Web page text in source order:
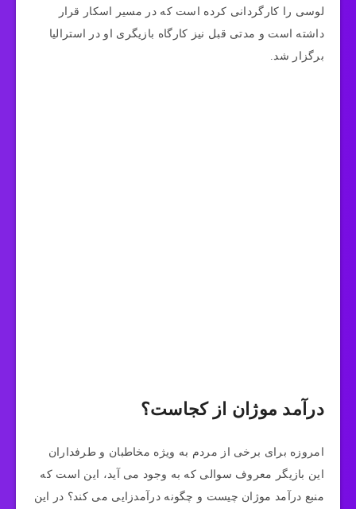
لوسی را کارگردانی کرده است که در مسیر اسکار قرار
داشته است و مدتی قبل نیز کارگاه بازیگری او در استرالیا
برگزار شد.
درآمد موژان از کجاست؟
امروزه برای برخی از مردم به ویژه مخاطبان و طرفداران
این بازیگر معروف سوالی که به وجود می‌ آید، این است که
منبع درآمد موژان چیست و چگونه درآمدزایی می‌ کند؟ در این